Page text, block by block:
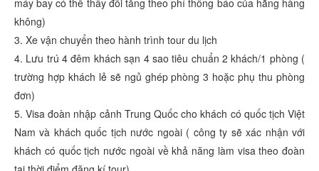
máy bay có thể thây đổi tăng theo phí thông báo của hãng hàng
không)
3. Xe vận chuyển theo hành trình tour du lịch
4. Lưu trú 4 đêm khách sạn 4 sao tiêu chuẩn 2 khách/1 phòng (
trường hợp khách lẻ sẽ ngủ ghép phòng 3 hoặc phụ thu phòng
đơn)
5. Visa đoàn nhập cảnh Trung Quốc cho khách có quốc tịch Việt
Nam và khách quốc tịch nước ngoài ( công ty sẽ xác nhận với
khách có quốc tịch nước ngoài về khả năng làm visa theo đoàn